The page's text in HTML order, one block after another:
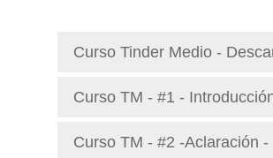
Curso Tinder Medio -
Curso TM - #1 -
Curso TM - #2 -Aclaración